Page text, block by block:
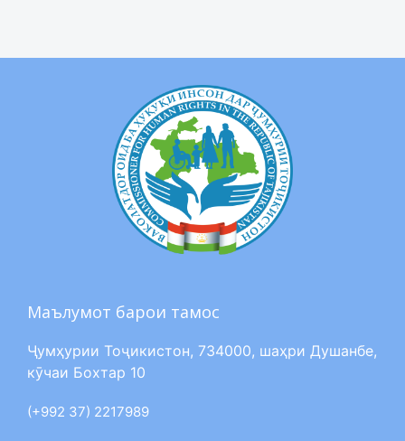
Маълумот барои тамос
Ҷумҳурии Тоҷикистон, 734000, шаҳри Душанбе,
кӯчаи Бохтар 10
(+992 37) 2217989